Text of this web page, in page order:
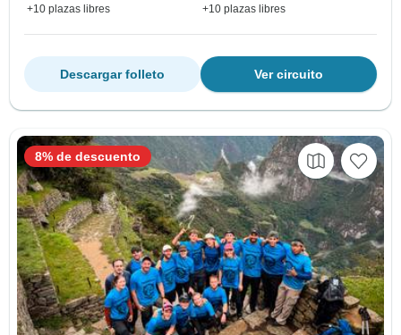
+10 plazas libres +10 plazas libres
Ver circuito
Descargar folleto
8% de descuento